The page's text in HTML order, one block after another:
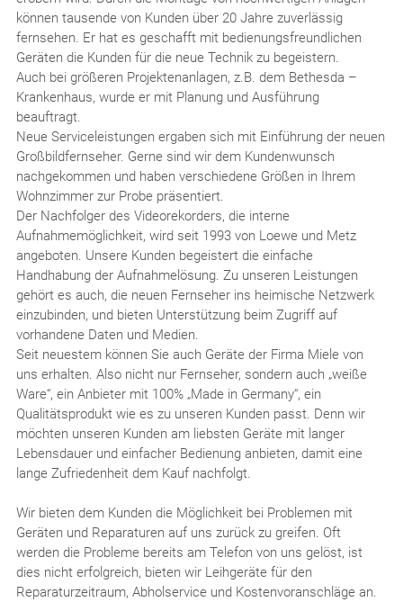
können tausende von Kunden über 20 Jahre zuverlässig
fernsehen. Er hat es geschafft mit bedienungsfreundlichen
Geräten die Kunden für die neue Technik zu begeistern.
Auch bei größeren Projektenanlagen, z.B. dem Bethesda –
Krankenhaus, wurde er mit Planung und Ausführung
beauftragt.
Neue Serviceleistungen ergaben sich mit Einführung der neuen
Großbildfernseher. Gerne sind wir dem Kundenwunsch
nachgekommen und haben verschiedene Größen in Ihrem
Wohnzimmer zur Probe präsentiert.
Der Nachfolger des Videorekorders, die interne
Aufnahmemöglichkeit, wird seit 1993 von Loewe und Metz
angeboten. Unsere Kunden begeistert die einfache
Handhabung der Aufnahmelösung. Zu unseren Leistungen
gehört es auch, die neuen Fernseher ins heimische Netzwerk
einzubinden, und bieten Unterstützung beim Zugriff auf
vorhandene Daten und Medien.
Seit neuestem können Sie auch Geräte der Firma Miele von
uns erhalten. Also nicht nur Fernseher, sondern auch „weiße
Ware“, ein Anbieter mit 100% „Made in Germany“, ein
Qualitätsprodukt wie es zu unseren Kunden passt. Denn wir
möchten unseren Kunden am liebsten Geräte mit langer
Lebensdauer und einfacher Bedienung anbieten, damit eine
lange Zufriedenheit dem Kauf nachfolgt.
Wir bieten dem Kunden die Möglichkeit bei Problemen mit
Geräten und Reparaturen auf uns zurück zu greifen. Oft
werden die Probleme bereits am Telefon von uns gelöst, ist
dies nicht erfolgreich, bieten wir Leihgeräte für den
Reparaturzeitraum, Abholservice und Kostenvoranschläge an.